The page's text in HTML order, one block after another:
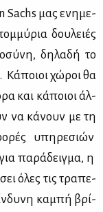
Sachs μας ενη­με­
δου­λειές
δη­λα­δή το
Κά­ποιοι χώ­ροι θα
και κά­ποιοι άλ­
να κά­νουν με τη
υπη­ρε­σιών
πα­ρά­δειγ­μα, η
όλες τις τρα­πε­
κα­μπή βρί­